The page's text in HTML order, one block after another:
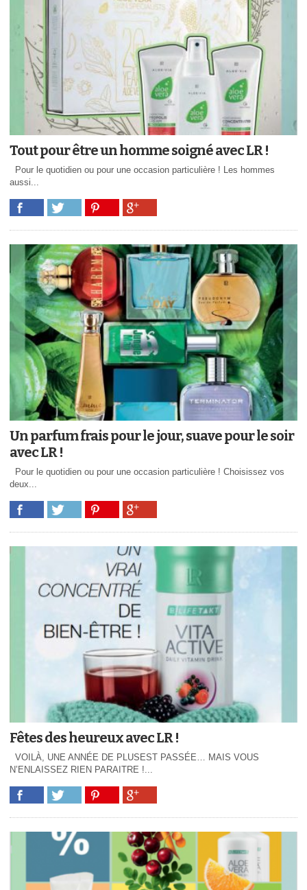
Tout pour être un homme soigné avec LR !
Pour le quotidien ou pour une occasion particulière ! Les hommes
aussi...
Un parfum frais pour le jour, suave pour le soir
avec LR !
Pour le quotidien ou pour une occasion particulière ! Choisissez vos
deux...
Fêtes des heureux avec LR !
VOILÀ, UNE ANNÉE DE PLUSEST PASSÉE… MAIS VOUS
N’ENLAISSEZ RIEN PARAITRE !...